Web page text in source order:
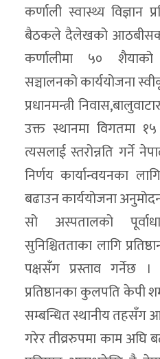
कर्णाली स्वास्थ्य विज्ञान
बैठकले दैलेखको
कर्णालीमा ५०
सञ्चालनको कार्ययोजना
प्रधानमन्त्री
उक्त स्थानमा विगतमा
त्यसलाई स्तरोन्नति गर्ने
निर्णय कार्यान्वयनका
बढाउन कार्ययोजना
सो अस्पतालको
सुनिश्चितताका लागि
पक्षसँग प्रस्ताव गर्नेछ ।
प्रतिष्ठानका कुलपति केपी
सम्बन्धित स्थानीय तहसँग
गरेर तीव्ररुपमा काम अघि